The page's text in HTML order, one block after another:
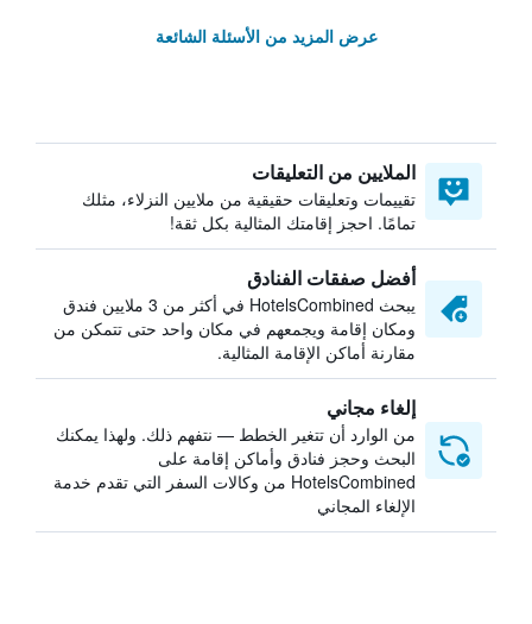
عرض المزيد من الأسئلة الشائعة
الملايين من التعليقات
تقييمات وتعليقات حقيقية من ملايين النزلاء، مثلك
تمامًا. احجز إقامتك المثالية بكل ثقة!
أفضل صفقات الفنادق
يبحث HotelsCombined في أكثر من 3 ملايين فندق
ومكان إقامة ويجمعهم في مكان واحد حتى تتمكن من
مقارنة أماكن الإقامة المثالية.
إلغاء مجاني
من الوارد أن تتغير الخطط — نتفهم ذلك. ولهذا يمكنك
البحث وحجز فنادق وأماكن إقامة على
HotelsCombined من وكالات السفر التي تقدم خدمة
الإلغاء المجاني